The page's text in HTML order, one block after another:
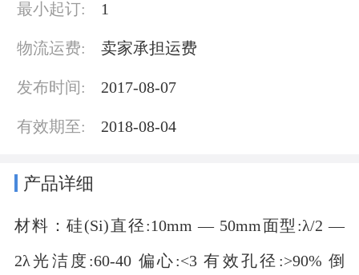
最小起订: 1
物流运费: 卖家承担运费
发布时间: 2017-08-07
有效期至: 2018-08-04
产品详细
材料：硅(Si)直径:10mm — 50mm面型:λ/2 —
2λ光洁度:60-40 偏心:<3 有效孔径:>90% 倒